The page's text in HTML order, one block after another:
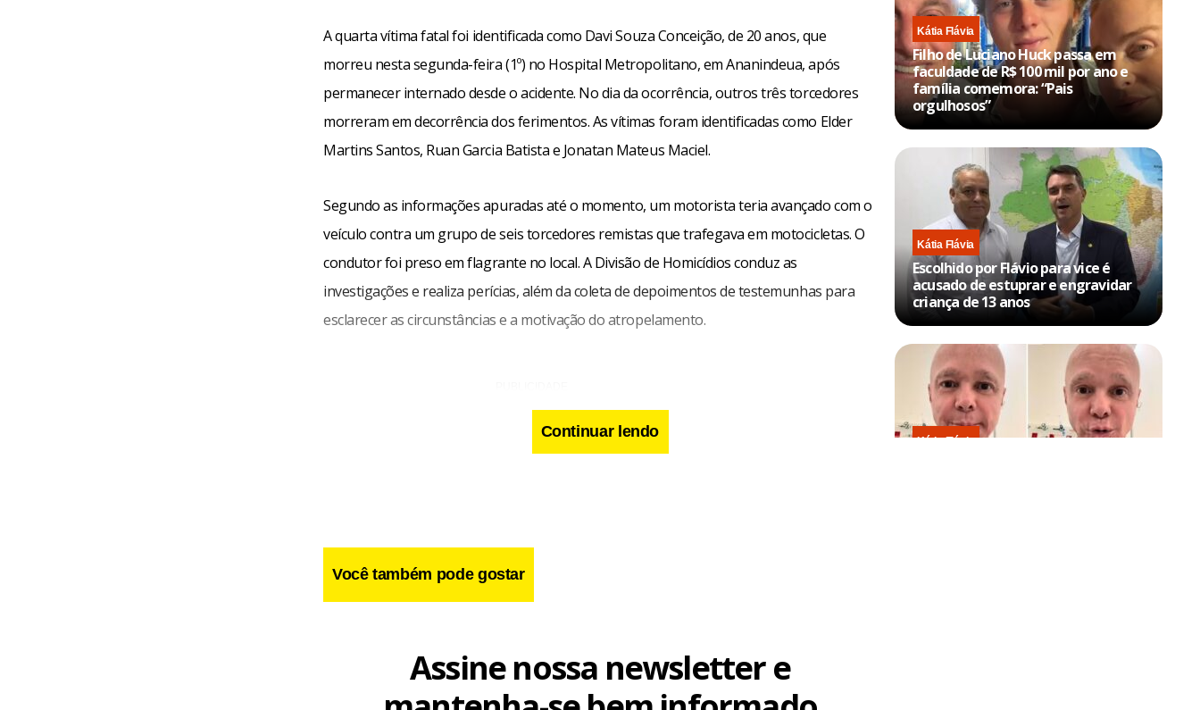
A quarta vítima fatal foi identificada como Davi Souza Conceição, de 20 anos, que
morreu nesta segunda-feira (1º) no Hospital Metropolitano, em Ananindeua, após
permanecer internado desde o acidente. No dia da ocorrência, outros três torcedores
morreram em decorrência dos ferimentos. As vítimas foram identificadas como Elder
Martins Santos, Ruan Garcia Batista e Jonatan Mateus Maciel.
Segundo as informações apuradas até o momento, um motorista teria avançado com o
veículo contra um grupo de seis torcedores remistas que trafegava em motocicletas. O
condutor foi preso em flagrante no local. A Divisão de Homicídios conduz as
investigações e realiza perícias, além da coleta de depoimentos de testemunhas para
esclarecer as circunstâncias e a motivação do atropelamento.
Continuar lendo
Você também pode gostar
Kátia Flávia
Filho de Luciano Huck passa em
faculdade de R$ 100 mil por ano e
família comemora: “Pais
orgulhosos”
Kátia Flávia
Escolhido por Flávio para vice é
acusado de estuprar e engravidar
criança de 13 anos
Kátia Flávia
Assine nossa newsletter e